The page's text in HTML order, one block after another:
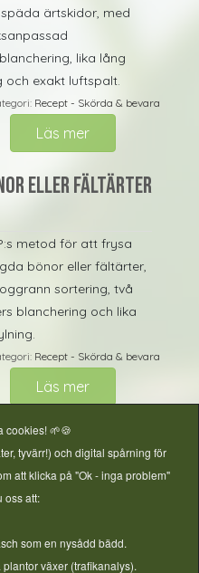
ärtskidor, med
lika lång
och exakt luftspalt.
Recept - Skörda & bevara
Läs mer
eller fältärter
metod för att frysa
bönor eller fältärter,
sortering, två
blanchering och lika
Recept - Skörda & bevara
Läs mer
gröna ärtor
skalade unga gröna
i pint- eller
cookies! 🌱🍪
tyvärr!) och digital spårning för
att klicka på "Ok - inga problem"
oss att:
som en nysådd bädd.
växer (trafikanalys).